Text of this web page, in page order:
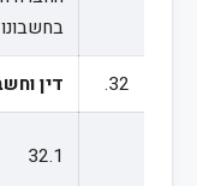
32. דין
32.1